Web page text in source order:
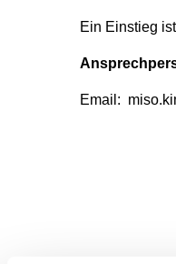
Ein Einstieg
Email: